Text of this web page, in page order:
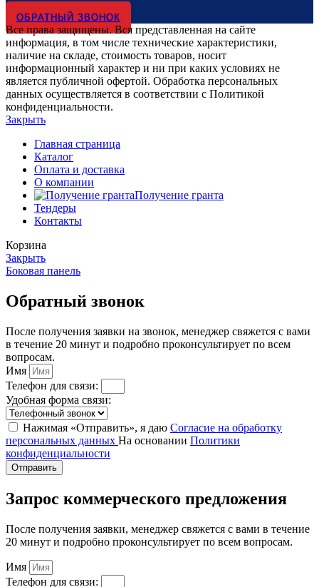
ОБРАТНЫЙ ЗВОНОК
Все права защищены. Вся представленная на сайте
информация, в том числе технические характеристики,
наличие на складе, стоимость товаров, носит
информационный характер и ни при каких условиях не
является публичной офертой. Обработка персональных
данных осуществляется в соответствии с Политикой
конфиденциальности.
Закрыть
Главная страница
Каталог
Оплата и доставка
О компании
Получение гранта
Тендеры
Контакты
Корзина
Закрыть
Боковая панель
Обратный звонок
После получения заявки на звонок, менеджер свяжется с вами
в течение 20 минут и подробно проконсультирует по всем
вопросам.
Имя
Телефон для связи:
Удобная форма связи:
Нажимая «Отправить», я даю Согласие на обработку
персональных данных На основании Политики
конфиденциальности
Отправить
Запрос коммерческого предложения
После получения заявки, менеджер свяжется с вами в течение
20 минут и подробно проконсультирует по всем вопросам.
Имя
Телефон для связи: